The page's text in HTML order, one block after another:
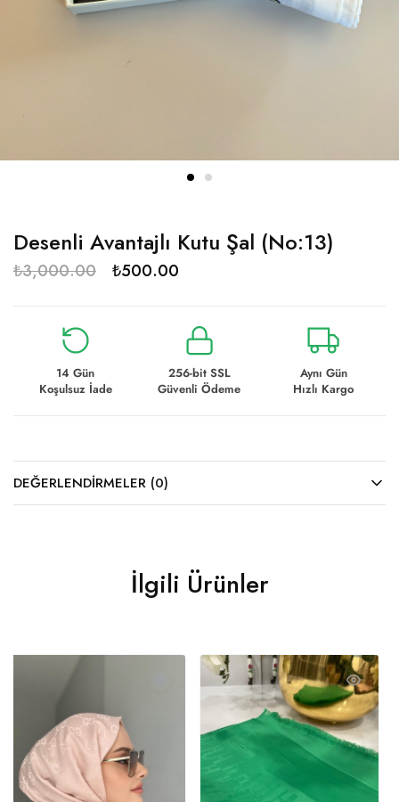
Desenli Avantajlı Kutu Şal (No:13)
₺3,000.00 ₺500.00
14 Gün
Koşulsuz İade
256-bit SSL
Güvenli Ödeme
Aynı Gün
Hızlı Kargo
DEĞERLENDIRMELER (0)
İlgili Ürünler